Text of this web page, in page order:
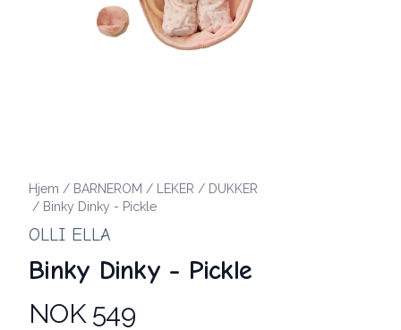
Hjem / BARNEROM / LEKER / DUKKER
/ Binky Dinky - Pickle
OLLI ELLA
Binky Dinky - Pickle
Produktdetaljer
NOK 549